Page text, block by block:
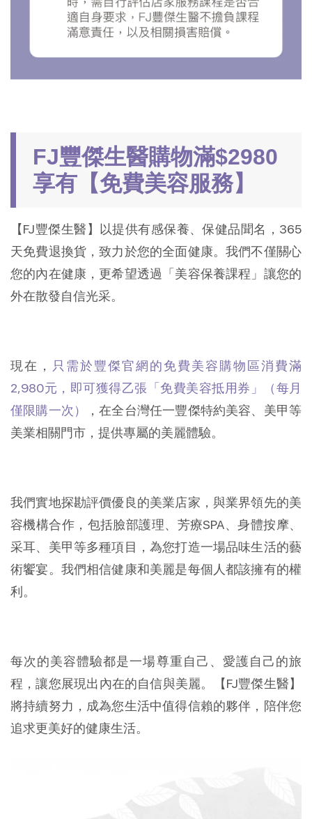
FJ豐傑生醫購物滿$2980
享有【免費美容服務】
【FJ豐傑生醫】以提供有感保養、保健品聞名，365
天免費退換貨，致力於您的全面健康。我們不僅關心
您的內在健康，更希望透過「美容保養課程」讓您的
外在散發自信光采。
現在， 只需於豐傑官網的免費美容購物區消費滿
2,980元，即可獲得乙張「免費美容抵用券」（每月
僅限購一次）
，在全台灣任一豐傑特約美容、美甲等
美業相關門市，提供專屬的美麗體驗。
我們實地探勘評價優良的美業店家，與業界領先的美
容機構合作，包括臉部護理、芳療SPA、身體按摩、
采耳、美甲等多種項目，為您打造一場品味生活的藝
術饗宴。我們相信健康和美麗是每個人都該擁有的權
利。
每次的美容體驗都是一場尊重自己、愛護自己的旅
程，讓您展現出內在的自信與美麗。【FJ豐傑生醫】
將持續努力，成為您生活中值得信賴的夥伴，陪伴您
追求更美好的健康生活。